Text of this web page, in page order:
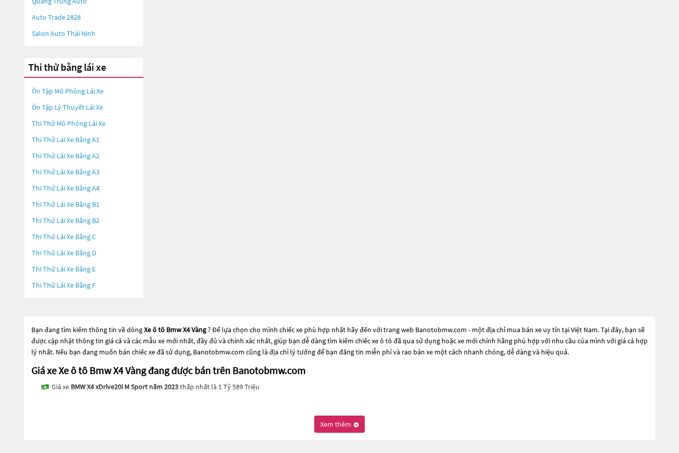
Auto Trade 2828
Salon Auto Thái Ninh
Thi thử bằng lái xe
Ôn Tập Mô Phỏng Lái Xe
Ôn Tập Lý Thuyết Lái Xe
Thi Thử Mô Phỏng Lái Xe
Thi Thử Lái Xe Bằng A1
Thi Thử Lái Xe Bằng A2
Thi Thử Lái Xe Bằng A3
Thi Thử Lái Xe Bằng A4
Thi Thử Lái Xe Bằng B1
Thi Thử Lái Xe Bằng B2
Thi Thử Lái Xe Bằng C
Thi Thử Lái Xe Bằng D
Thi Thử Lái Xe Bằng E
Thi Thử Lái Xe Bằng F
Bạn đang tìm kiếm thông tin về dòngXe ô tô Bmw X4 Vàng? Để lựa chọn cho mình chiếc xe phù hợp nhất hãy đến với trang web Banotobmw.com - một địa chỉ mua bán xe uy tín tại Việt Nam. Tại đây, bạn sẽ
được cập nhật thông tin giá cả và các mẫu xe mới nhất, đầy đủ và chính xác nhất, giúp bạn dễ dàng tìm kiếm chiếc xe ô tô đã qua sử dụng hoặc xe mới chính hãng phù hợp với nhu cầu của mình với giá cả hợp
lý nhất. Nếu bạn đang muốn bán chiếc xe đã sử dụng, Banotobmw.com cũng là địa chỉ lý tưởng để bạn đăng tin miễn phí và rao bán xe một cách nhanh chóng, dễ dàng và hiệu quả.
Giá xe Xe ô tô Bmw X4 Vàng đang được bán trên Banotobmw.com
Giá xe BMW X4 xDrive20i M Sport năm 2023thấp nhất là 1 Tỷ 589 Triệu
đang trở thành một lựa chọn phổ biến cho những người đang tìm kiếm chiếc xe đáng tin cậy. Và để đáp ứng nhu cầu đó, các dòng
Xem thêm